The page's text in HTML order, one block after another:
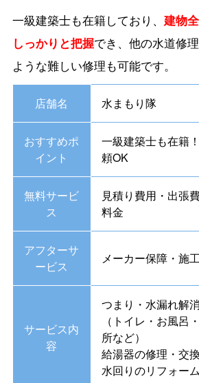
一級建築士も在籍しており、 建物
しっかりと把握でき、他の水道修
ような難しい修理も可能です。
店舗名 水まもり隊
おすすめポ
イント
一級建築士も在籍
頼OK
無料サービ
ス
見積り費用・出張
料金
アフターサ
ービス
メーカー保障・施
サービス内
容
つまり・水漏れ解消
（トイレ・お風呂
所など）
給湯器の修理・交換
水回りのリフォーム